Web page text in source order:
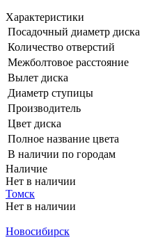
Характеристики
Посадочный диаметр диска
Количество отверстий
Межболтовое расстояние
Вылет диска
Диаметр ступицы
Производитель
Цвет диска
Полное название цвета
В наличии по городам
Наличие
Нет в наличии
Томск
Нет в наличии
Новосибирск